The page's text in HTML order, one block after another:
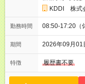
KDDI 株式
勤務時間 08:50-17:20（
期間 2026年09月
特徴 履歴書不要